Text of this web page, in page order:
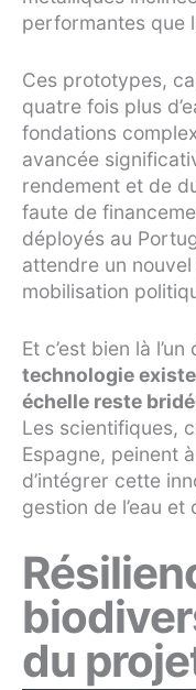
performantes que
Ces prototypes,
quatre fois plus
fondations
avancée
rendement et de
faute de
déployés au
attendre un
mobilisation
Et c’est bien là
technologie
échelle reste
Les scientifiques,
Espagne, peinent
d’intégrer cette
gestion de l’eau et
du